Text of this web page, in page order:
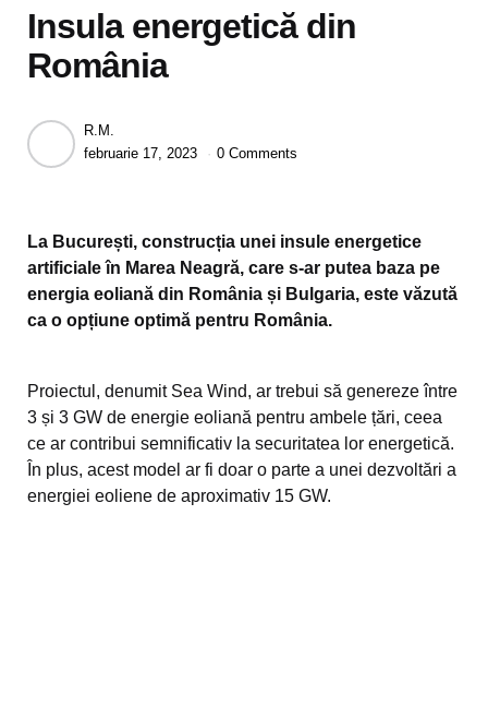
Insula energetică din
România
Posted
by
R.M.
februarie 17, 2023
0 Comments
La București, construcția unei insule energetice
artificiale în Marea Neagră, care s-ar putea baza pe
energia eoliană din România și Bulgaria, este văzută
ca o opțiune optimă pentru România.
Proiectul, denumit Sea Wind, ar trebui să genereze între
3 și 3 GW de energie eoliană pentru ambele țări, ceea
ce ar contribui semnificativ la securitatea lor energetică.
În plus, acest model ar fi doar o parte a unei dezvoltări a
energiei eoliene de aproximativ 15 GW.